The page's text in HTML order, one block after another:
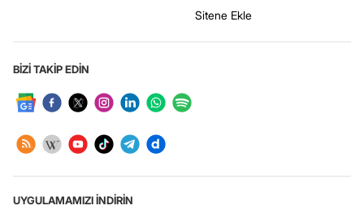
Sitene Ekle
BİZİ TAKİP EDİN
UYGULAMAMIZI İNDİRİN